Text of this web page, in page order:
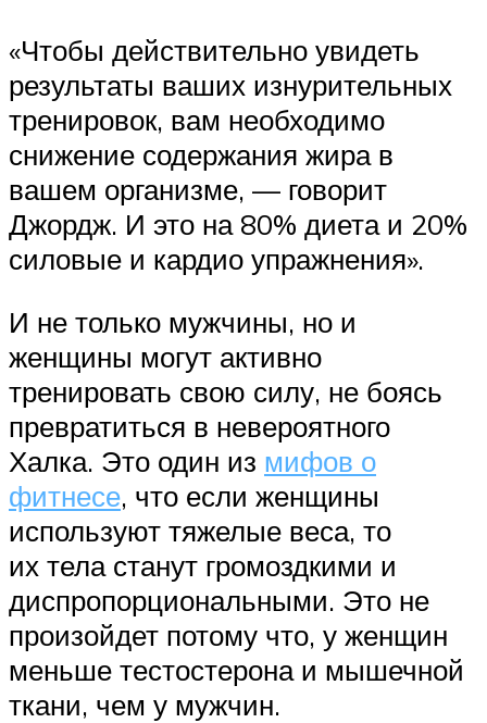
«Чтобы действительно увидеть
результаты ваших изнурительных
тренировок, вам необходимо
снижение содержания жира в
вашем организме, — говорит
Джордж. И это на 80% диета и 20%
силовые и кардио упражнения».
И не только мужчины, но и
женщины могут активно
тренировать свою силу, не боясь
превратиться в невероятного
Халка. Это один из мифов о
фитнесе, что если женщины
используют тяжелые веса, то
их тела станут громоздкими и
диспропорциональными. Это не
произойдет потому что, у женщин
меньше тестостерона и мышечной
ткани, чем у мужчин.